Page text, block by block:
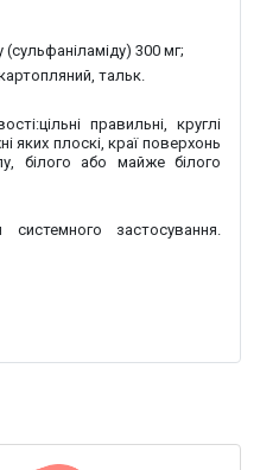
300 мг;
тальк.
цільні правильні, круглі
яких плоскі, краї поверхонь
білого або майже білого
системного застосування.
в мікроорганізмах так
фолієвої, дегідрофолієвої
Через схожість структур
як конкурентний
у метаболічний ланцюг
ньому процеси обміну, що